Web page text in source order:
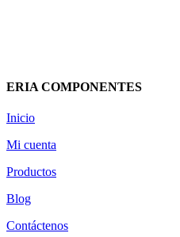
ERIA COMPONENTES
Inicio
Mi cuenta
Productos
Blog
Contáctenos